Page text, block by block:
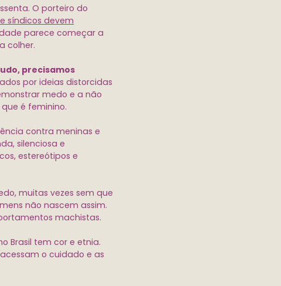
O porteiro do
síndicos devem
parece começar a
colher.
precisamos
por ideias distorcidas
medo e a não
é feminino.
contra meninas e
silenciosa e
estereótipos e
muitas vezes sem que
não nascem assim.
machistas.
Brasil tem cor e etnia.
o cuidado e as